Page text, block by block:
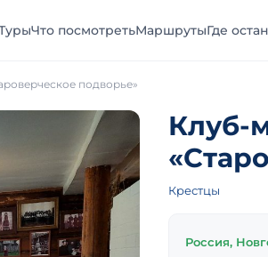
Что посмотретьМаршрутыГде
подворье»
Клуб-
Крестцы
Россия,